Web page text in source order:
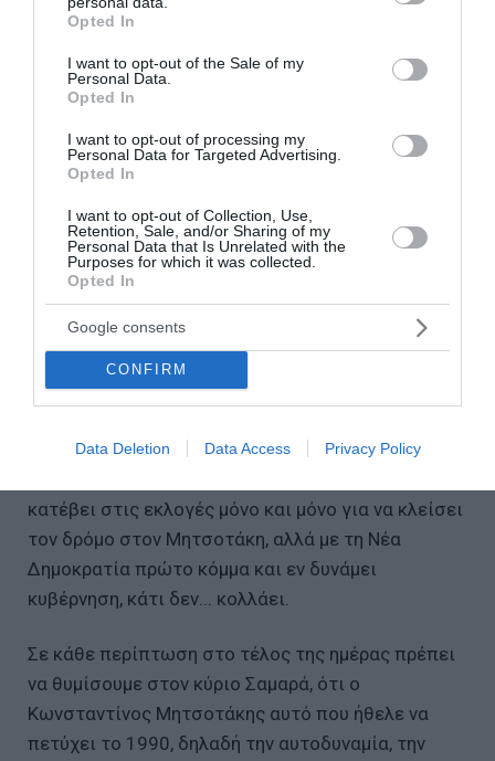
grant or deny consent to Google and its third-party tags to
use your data for below specified purposes in below Google
consent section.
Opted In
I want to opt-out of the Sale of my
Personal Data.
Opted In
I want to opt-out of processing my
Personal Data for Targeted Advertising.
Opted In
I want to opt-out of Collection, Use,
Retention, Sale, and/or Sharing of my
Personal Data that Is Unrelated with the
Purposes for which it was collected.
Opted In
Google consents
CONFIRM
Data Deletion Data Access Privacy Policy
χτυπιέται κάτω! Οι ευρωπαίοι και υπερ-
ατλαντικοί εταίροι της χώρας ξέρουν τι πρέπει να
γίνει και πώς η χώρα θα συνεχίσει να πορεύεται,
ατενίζοντας τις προκλήσεις του μέλλοντος. Ο
όλους στο τηλέφωνο και να έχει "χτίσει"
ισχυρότατες συμμαχίες.
Το 2012, ο Σαμαράς έπαιρνε τηλέφωνο τον Σημίτη
για να του ανοίξει πόρτες στην Ευρώπη, καθώς
όλοι τον έβλεπαν με μισό μάτι, λόγω της
αντιμνημονιακής παντιέρας που είχε σηκώσει και
η οποία ήταν εκτός της οικονομικής
πραγματικότητας που είχε διαμορφωθεί. Ο
προβάλλει ως ένας εταίρος του Τσίπρα στο
κατέβει στις εκλογές μόνο και μόνο για να κλείσει
τον δρόμο στον Μητσοτάκη, αλλά με τη Νέα
Δημοκρατία πρώτο κόμμα και εν δυνάμει
κυβέρνηση, κάτι δεν... κολλάει.
Σε κάθε περίπτωση στο τέλος της ημέρας πρέπει
να θυμίσουμε στον κύριο Σαμαρά, ότι ο
Κωνσταντίνος Μητσοτάκης αυτό που ήθελε να
πετύχει το 1990, δηλαδή την αυτοδυναμία, την